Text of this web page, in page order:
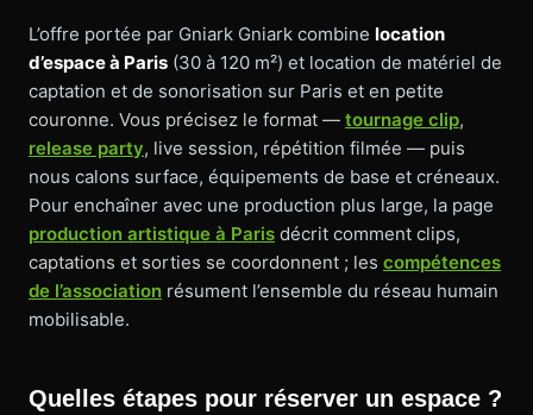
L’offre portée par Gniark Gniark combine location
d’espace à Paris (30 à 120 m²) et location de matériel de
captation et de sonorisation sur Paris et en petite
couronne. Vous précisez le format — tournage clip,
release party, live session, répétition filmée — puis
nous calons surface, équipements de base et créneaux.
Pour enchaîner avec une production plus large, la page
production artistique à Paris décrit comment clips,
captations et sorties se coordonnent ; les compétences
de l’association résument l’ensemble du réseau humain
mobilisable.
Quelles étapes pour réserver un espace ?